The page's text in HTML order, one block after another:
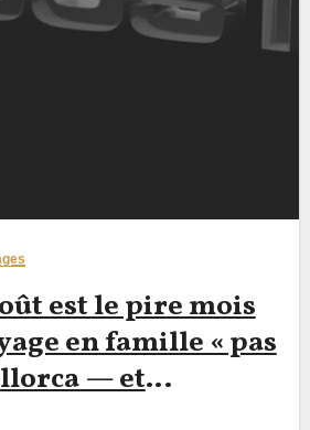
est le pire mois
en famille « pas
— et